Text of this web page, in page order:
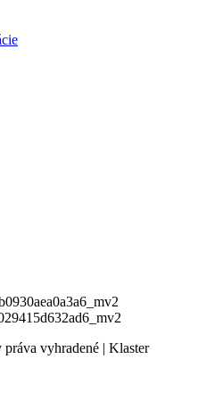
vyhradené | Klaster